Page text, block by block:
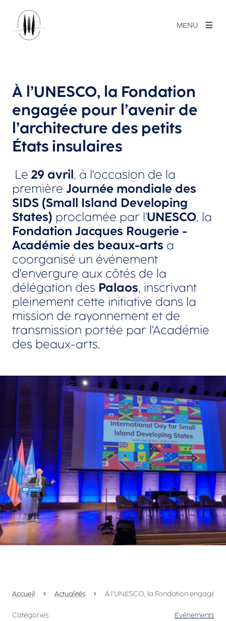
MENU
À l’UNESCO, la Fondation
engagée pour l’avenir de
l’architecture des petits
États insulaires
Le 29 avril, à l'occasion de la
première Journée mondiale des
SIDS (Small Island Developing
States) proclamée par l'UNESCO, la
Fondation Jacques Rougerie -
Académie des beaux-arts a
coorganisé un événement
d'envergure aux côtés de la
délégation des Palaos, inscrivant
pleinement cette initiative dans la
mission de rayonnement et de
transmission portée par l'Académie
des beaux-arts.
Agrandir
Accueil Actualités À l’UNESCO, la Fondation engagée
Catégories Événements